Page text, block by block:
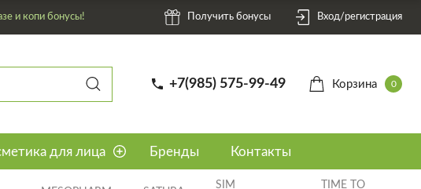
и копи бонусы! Получить бонусы Вход/регистрация
+7(985) 575-99-49 Корзина 0
для лица Бренды Контакты
SIM
TIME TO